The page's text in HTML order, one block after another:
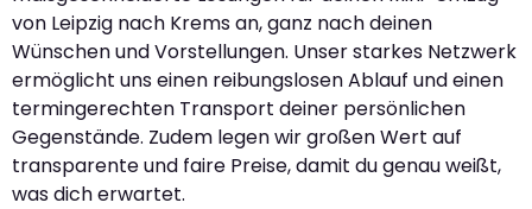
von Leipzig nach Krems an, ganz nach deinen
Wünschen und Vorstellungen. Unser starkes Netzwerk
ermöglicht uns einen reibungslosen Ablauf und einen
termingerechten Transport deiner persönlichen
Gegenstände. Zudem legen wir großen Wert auf
transparente und faire Preise, damit du genau weißt,
was dich erwartet.